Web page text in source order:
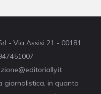
- Via Assisi 21 - 00181
giornalistica, in quanto